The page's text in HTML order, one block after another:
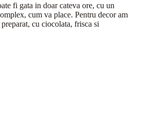
fi gata in doar cateva ore, cu un
cum va place. Pentru decor am
cu ciocolata, frisca si